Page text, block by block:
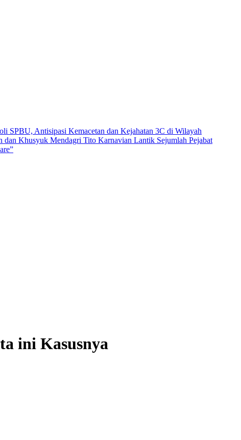
SPBU, Antisipasi Kemacetan dan Kejahatan 3C di Wilayah
dan Khusyuk Mendagri Tito Karnavian Lantik Sejumlah Pejabat
ini Kasusnya